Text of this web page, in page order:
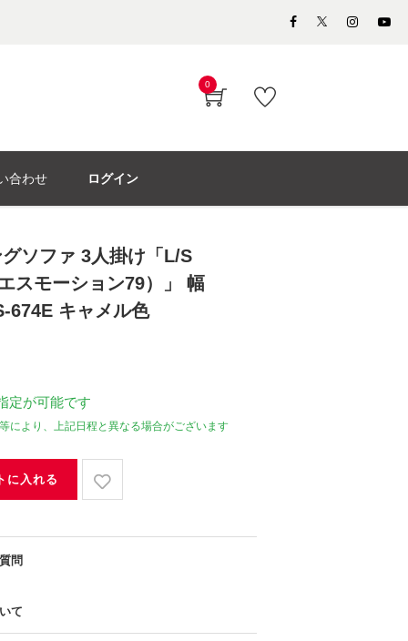
0
合わせ ログイン
ソファ 3人掛け「L/S
スモーション79）」 幅
674E キャメル色
定が可能です
により、上記日程と異なる場合がございます
に入れる
問
て